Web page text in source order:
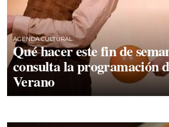
AGENDA CULTURAL
Qué hacer este fin de
consulta la programación
Verano